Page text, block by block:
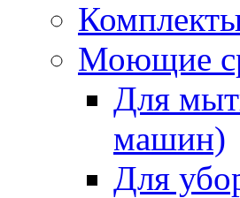
Моющие
Для
машин)
Для